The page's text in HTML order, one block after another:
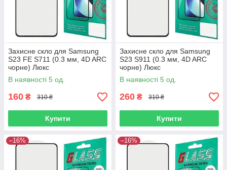
Захисне скло для Samsung
S23 FE S711 (0.3 мм, 4D ARC
чорне) Люкс
В наявності 5 од.
160 ₴ 310 ₴
Купити
Захисне скло для Samsung
S23 S911 (0.3 мм, 4D ARC
чорне) Люкс
В наявності 5 од.
260 ₴ 310 ₴
Купити
–16% –16%